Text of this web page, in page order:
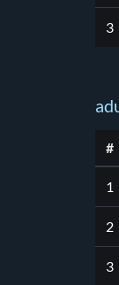
3
#
1
2
3